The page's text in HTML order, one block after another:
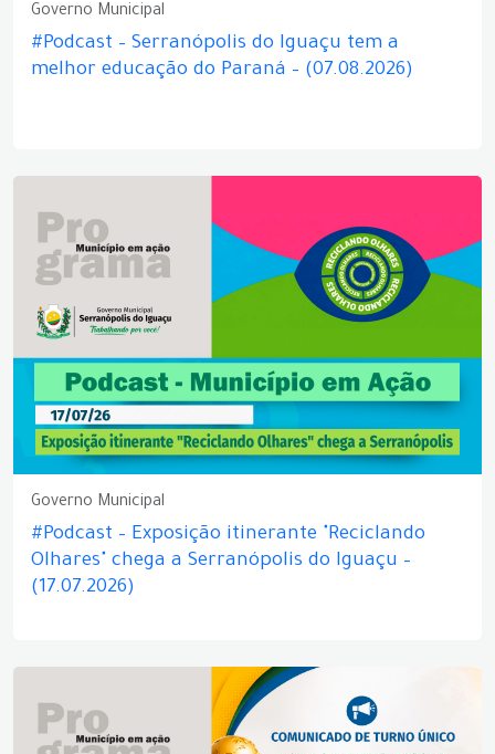
Governo Municipal
#Podcast – Serranópolis do Iguaçu tem a
melhor educação do Paraná – (07.08.2026)
Governo Municipal
#Podcast – Exposição itinerante "Reciclando
Olhares" chega a Serranópolis do Iguaçu –
(17.07.2026)